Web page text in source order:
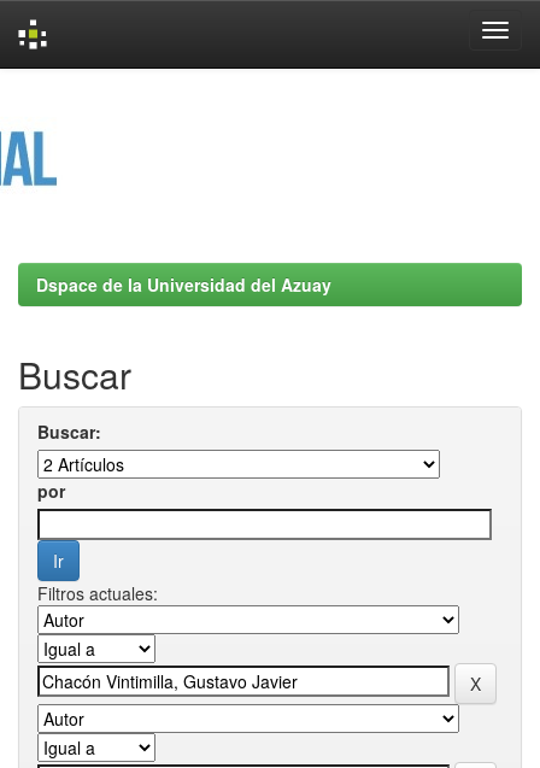
Dspace de la Universidad del Azuay
Buscar
Buscar:
por
Filtros actuales: